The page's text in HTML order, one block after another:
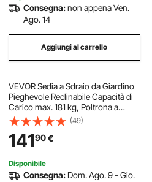
Consegna:non appena Ven.
Ago. 14
Aggiungi al carrello
VEVOR Sedia a Sdraio da Giardino
Pieghevole Reclinabile Capacità di
Carico max. 181 kg, Poltrona a
Sdraio da Piscina da Esterno in
HDPE con Schienale Portabicchieri
Seggiola da Spiaggia, Bianco
(49)
14190€
Disponibile
Consegna: Dom. Ago. 9 - Gio.